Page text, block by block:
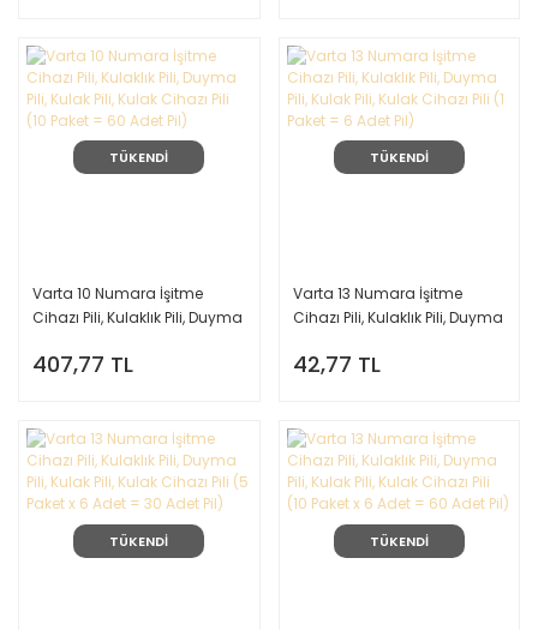
TÜKENDİ
Varta 10 Numara İşitme
Cihazı Pili, Kulaklık Pili, Duyma
(10 Paket = 60 Adet Pil)
407,77 TL
TÜKENDİ
Varta 13 Numara İşitme
Cihazı Pili, Kulaklık Pili, Duyma
(1 Paket = 6 Adet Pil)
42,77 TL
TÜKENDİ TÜKENDİ